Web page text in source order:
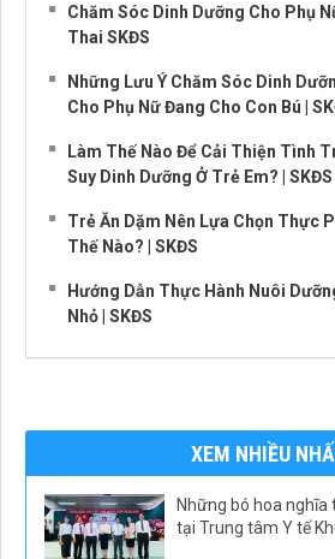
Chăm Sóc Dinh Dưỡng Cho Phụ
Thai SKĐS
Những Lưu Ý Chăm Sóc Dinh
Cho Phụ Nữ Đang Cho Con Bú |
Làm Thế Nào Để Cải Thiện Tình
Suy Dinh Dưỡng Ở Trẻ Em? | SKĐS
Trẻ Ăn Dặm Nên Lựa Chọn Thực
Thế Nào? | SKĐS
Hướng Dẫn Thực Hành Nuôi
Nhỏ | SKĐS
XEM NHIỀU
Những bó hoa
tại Trung tâm Y tế